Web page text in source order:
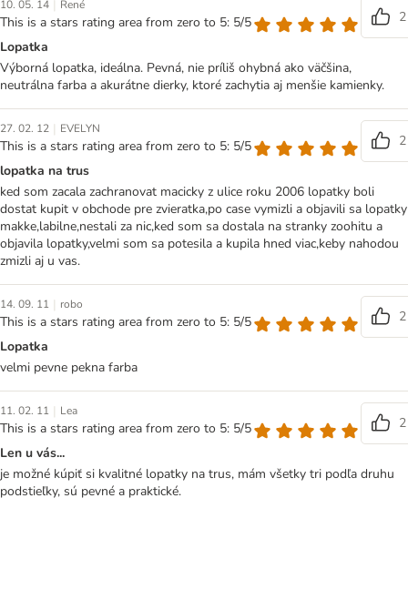
10. 05. 14 René
This is a stars rating area from zero to 5: 5/5
2
Lopatka
Výborná lopatka, ideálna. Pevná, nie príliš ohybná ako väčšina,
neutrálna farba a akurátne dierky, ktoré zachytia aj menšie kamienky.
27. 02. 12 | EVELYN
This is a stars rating area from zero to 5: 5/5
2
lopatka na trus
ked som zacala zachranovat macicky z ulice roku 2006 lopatky boli
dostat kupit v obchode pre zvieratka,po case vymizli a objavili sa lopatky
makke,labilne,nestali za nic,ked som sa dostala na stranky zoohitu a
objavila lopatky,velmi som sa potesila a kupila hned viac,keby nahodou
zmizli aj u vas.
14. 09. 11 | robo
This is a stars rating area from zero to 5: 5/5
2
Lopatka
velmi pevne pekna farba
11. 02. 11 | Lea
This is a stars rating area from zero to 5: 5/5
2
Len u vás...
je možné kúpiť si kvalitné lopatky na trus, mám všetky tri podľa druhu
podstieľky, sú pevné a praktické.